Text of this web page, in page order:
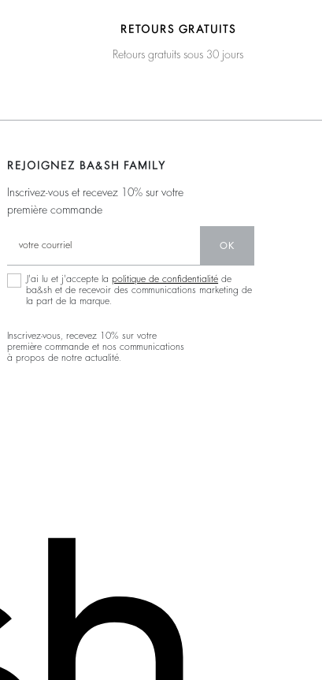
RETOURS GRATUITS
Retours gratuits sous 30 jours
REJOIGNEZ BA&SH FAMILY
Inscrivez-vous et recevez 10% sur votre
première commande
OK
J'ai lu et j'accepte lapolitique de confidentialité de
ba&sh et de recevoir des communications marketing de
la part de la marque.
Inscrivez-vous, recevez 10% sur votre
première commande et nos communications
à propos de notre actualité.